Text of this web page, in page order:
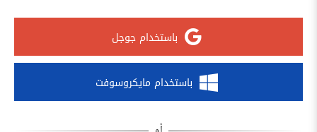
باستخدام جوجل
باستخدام مايكروسوفت